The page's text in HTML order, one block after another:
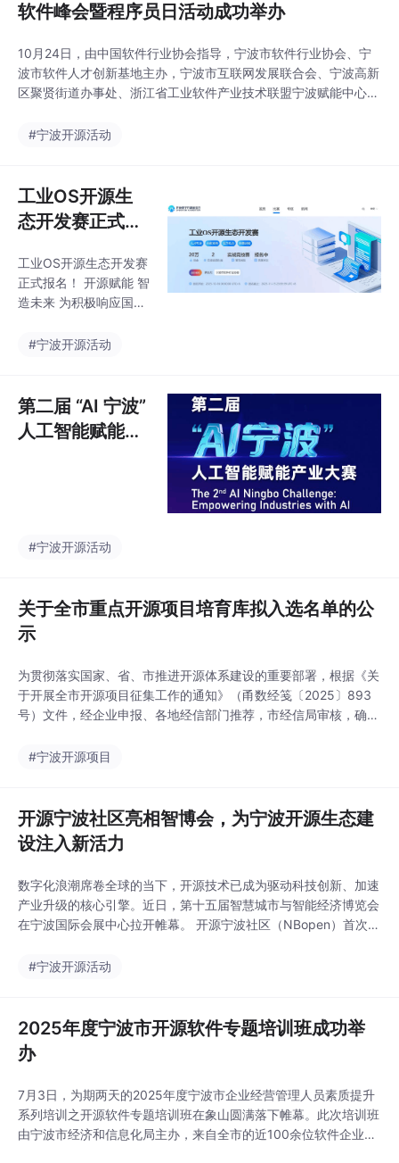
软件峰会暨程序员日活动成功举办
10月24日，由中国软件行业协会指导，宁波市软件行业协会、宁
波市软件人才创新基地主办，宁波市互联网发展联合会、宁波高新
区聚贤街道办事处、浙江省工业软件产业技术联盟宁波赋能中心、
市信息协会经济与社会研究专委会协办的第五届中国（宁波）软件
#宁波开源活动
工业OS开源生
态开发赛正式报
工业OS开源生态开发赛
正式报名！ 开源赋能 智
造未来 为积极响应国家
略部署，助力宁波市制
程中面临的软件自主可
控、技术成本高昂及创
新人才短缺等挑战，工
景的开源技术创新与应
用实践，诚邀全国开发
构及企业力量共同参
与。 一、赛项简介 1.
#宁波开源活动
第二届 “AI 宁波”
人工智能赋能产
#宁波开源活动
关于全市重点开源项目培育库拟入选名单的公
示
为贯彻落实国家、省、市推进开源体系建设的重要部署，根据《关
于开展全市开源项目征集工作的通知》（甬数经笺〔2025〕893
号）文件，经企业申报、各地经信部门推荐，市经信局审核，确定
名称 项目描述 开发者/组织 1 F5-TTS F5-TTS是一款基于流匹配
#宁波开源项目
开源宁波社区亮相智博会，为宁波开源生态建
设注入新活力
数字化浪潮席卷全球的当下，开源技术已成为驱动科技创新、加速
产业升级的核心引擎。近日，第十五届智慧城市与智能经济博览会
在宁波国际会展中心拉开帷幕。 开源宁波社区（NBopen）首次亮
最新成果，凭借鲜明的开源特色与丰富的实践成果，迅速成为科技
#宁波开源活动
2025年度宁波市开源软件专题培训班成功举
办
7月3日，为期两天的2025年度宁波市企业经营管理人员素质提升
系列培训之开源软件专题培训班在象山圆满落下帷幕。此次培训班
由宁波市经济和信息化局主办，来自全市的近100余位软件企业中